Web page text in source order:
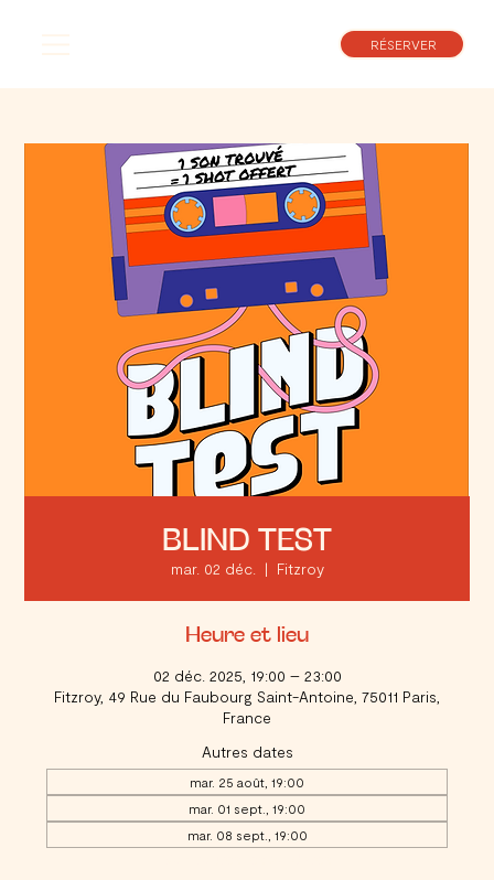
RÉSERVER
BLIND TEST
mar. 02 déc.
  |
Fitzroy
Heure et lieu
02 déc. 2025, 19:00 – 23:00
Fitzroy, 49 Rue du Faubourg Saint-Antoine, 75011 Paris,
France
Autres dates
mar. 25 août, 19:00
mar. 01 sept., 19:00
mar. 08 sept., 19:00